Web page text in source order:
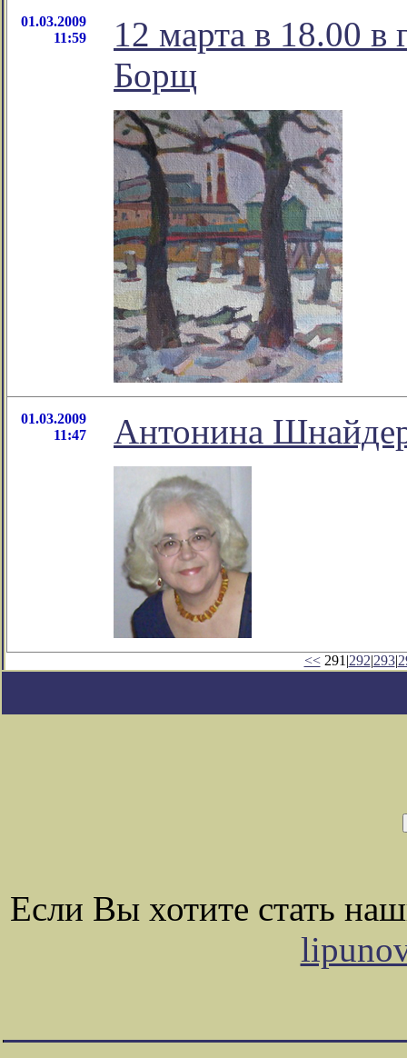
01.03.2009
11:59
12 марта в 18.00 в
Борщ
01.03.2009
11:47
Антонина
<<291|292|293|
Если Вы хотите стать